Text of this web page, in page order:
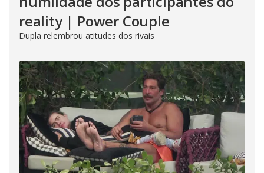
reality | Power Couple
Dupla relembrou atitudes dos rivais